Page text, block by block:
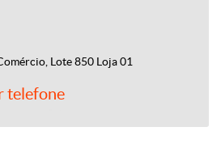
Lote 850 Loja 01
telefone